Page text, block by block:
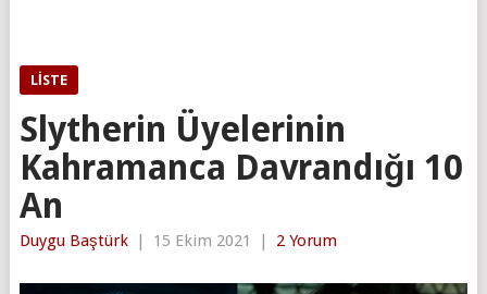
LISTE
Slytherin Üyelerinin
Kahramanca Davrandığı 10
An
Duygu Baştürk | 15 Ekim 2021 | 2 Yorum